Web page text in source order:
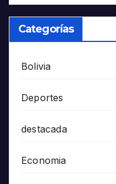
Categorías
Bolivia
Deportes
destacada
Economia